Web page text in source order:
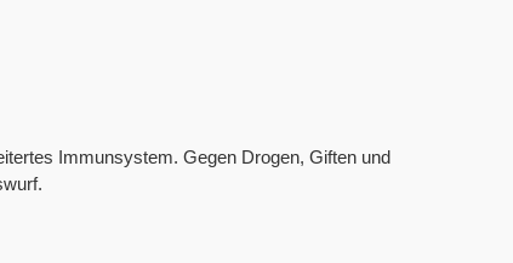
Immunsystem. Gegen Drogen, Giften und